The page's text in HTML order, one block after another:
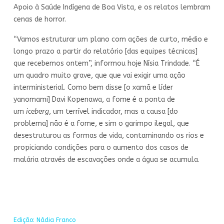
Apoio à Saúde Indígena de Boa Vista, e os relatos lembram
cenas de horror.
“Vamos estruturar um plano com ações de curto, médio e
longo prazo a partir do relatório [das equipes técnicas]
que recebemos ontem”, informou hoje Nísia Trindade. “É
um quadro muito grave, que que vai exigir uma ação
interministerial. Como bem disse [o xamã e líder
yanomami] Davi Kopenawa, a fome é a ponta de
um iceberg, um terrível indicador, mas a causa [do
problema] não é a fome, e sim o garimpo ilegal, que
desestruturou as formas de vida, contaminando os rios e
propiciando condições para o aumento dos casos de
malária através de escavações onde a água se acumula.
Edição: Nádia Franco